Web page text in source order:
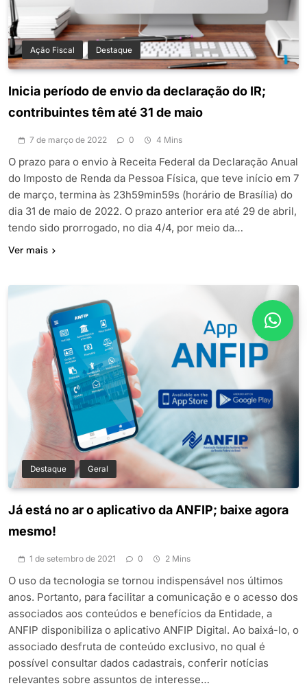
Ação Fiscal Destaque
Inicia período de envio da declaração do IR;
contribuintes têm até 31 de maio
7 de março de 2022 0 4 Mins
O prazo para o envio à Receita Federal da Declaração Anual
do Imposto de Renda da Pessoa Física, que teve início em 7
de março, termina às 23h59min59s (horário de Brasília) do
dia 31 de maio de 2022. O prazo anterior era até 29 de abril,
tendo sido prorrogado, no dia 4/4, por meio da…
Ver mais
Destaque Geral
Já está no ar o aplicativo da ANFIP; baixe agora
mesmo!
1 de setembro de 2021 0 2 Mins
O uso da tecnologia se tornou indispensável nos últimos
anos. Portanto, para facilitar a comunicação e o acesso dos
associados aos conteúdos e benefícios da Entidade, a
ANFIP disponibiliza o aplicativo ANFIP Digital. Ao baixá-lo, o
associado desfruta de conteúdo exclusivo, no qual é
possível consultar dados cadastrais, conferir notícias
relevantes sobre assuntos de interesse…